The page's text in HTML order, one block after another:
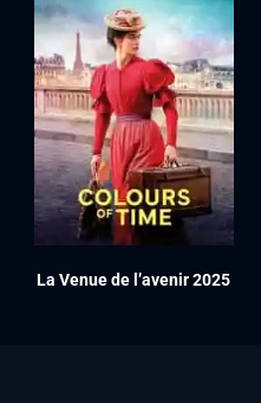
La Venue de l’avenir 2025